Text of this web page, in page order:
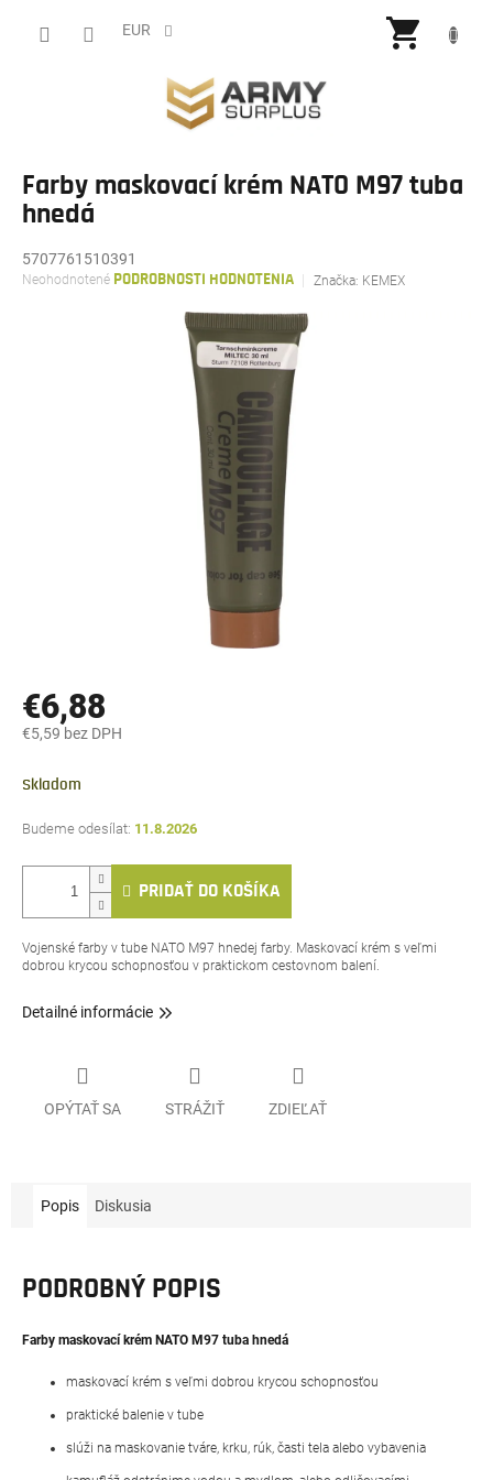
EUR
Farby maskovací krém NATO M97 tuba
hnedá
5707761510391
Priemerné
Neohodnotené PODROBNOSTI HODNOTENIA Značka: KEMEX
€6,88
€5,59 bez DPH
cena:
Skladom
11.8.2026
PRIDAŤ DO KOŠÍKA
Vojenské farby v tube NATO M97 hnedej farby. Maskovací krém s veľmi
dobrou krycou schopnosťou v praktickom cestovnom balení.
Detailné informácie
OPÝTAŤ SA STRÁŽIŤ ZDIEĽAŤ
Popis Diskusia
PODROBNÝ POPIS
Farby maskovací krém NATO M97 tuba hnedá
maskovací krém s veľmi dobrou krycou schopnosťou
praktické balenie v tube
slúži na maskovanie tváre, krku, rúk, časti tela alebo vybavenia